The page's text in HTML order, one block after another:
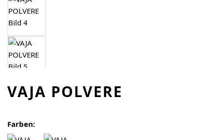
VAJA POLVERE
Farben: